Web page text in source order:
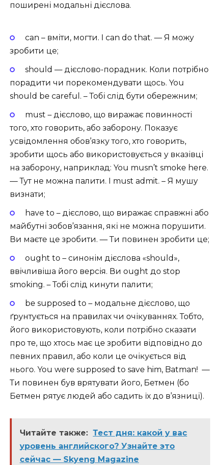
поширені модальні дієслова.
can – вміти, могти. I can do that. — Я можу
зробити це;
should — дієслово-порадник. Коли потрібно
порадити чи порекомендувати щось. You
should be careful. – Тобі слід бути обережним;
must – дієслово, що виражає повинності
того, хто говорить, або заборону. Показує
усвідомлення обов’язку того, хто говорить,
зробити щось або використовується у вказівці
на заборону, наприклад: You musn’t smoke here.
— Тут не можна палити. I must admit. – Я мушу
визнати;
have to – дієслово, що виражає справжні або
майбутні зобов’язання, які не можна порушити.
Ви маєте це зробити. — Ти повинен зробити це;
ought to – синонім дієслова «should»,
ввічливіша його версія. Ви ought до stop
smoking. – Тобі слід кинути палити;
be supposed to – модальне дієслово, що
ґрунтується на правилах чи очікуваннях. Тобто,
його використовують, коли потрібно сказати
про те, що хтось має це зробити відповідно до
певних правил, або коли це очікується від
нього. You were supposed to save him, Batman! —
Ти повинен був врятувати його, Бетмен (бо
Бетмен рятує людей або садить їх до в’язниці).
Читайте также: Тест дня: какой у вас
уровень английского? Узнайте это
сейчас — Skyeng Magazine